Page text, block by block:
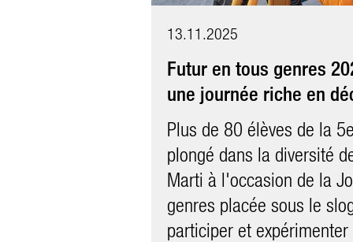
13.11.2025
Futur en tous genres
une journée riche en
Plus de 80 élèves de la
plongé dans la diversité
Marti à l'occasion de la
genres placée sous le
participer et expérimenter
11.11.2021
Futur en tous genres
Le 11 novembre 2021, la
genres a de nouveau eu
due au coronavirus
Les photos proviennent
de Moosseedorf, de Marti